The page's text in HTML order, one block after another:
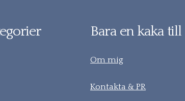
Bara en kaka till
Om mig
Kontakta & PR